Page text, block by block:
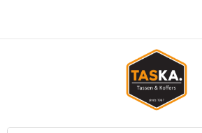
besteld, is vandaag